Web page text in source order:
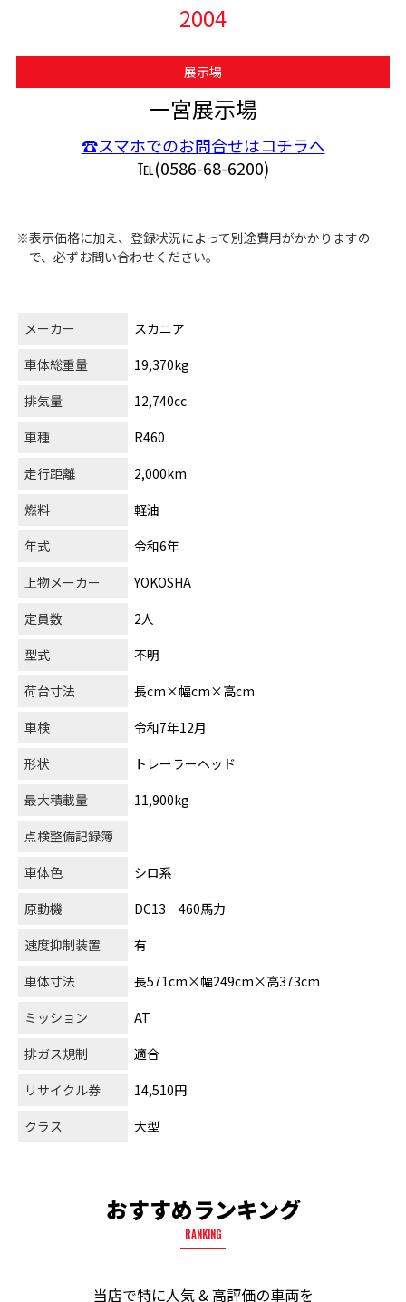
2004
展示場
一宮展示場
☎スマホでのお問合せはコチラへ
℡(0586-68-6200)
※表示価格に加え、登録状況によって別途費用がかかりますの
で、必ずお問い合わせください。
メーカー
スカニア
車体総重量
19,370kg
排気量
12,740cc
車種
R460
走行距離
2,000km
燃料
軽油
年式
令和6年
上物メーカー
YOKOSHA
定員数
2人
型式
不明
荷台寸法
長cm×幅cm×高cm
車検
令和7年12月
形状
トレーラーヘッド
最大積載量
11,900kg
点検整備記録簿
車体色
シロ系
原動機
DC13 460馬力
速度抑制装置
有
車体寸法
長571cm×幅249cm×高373cm
ミッション
AT
排ガス規制
適合
リサイクル券
14,510円
クラス
大型
おすすめランキング
RANKING
当店で特に人気 & 高評価の車両を